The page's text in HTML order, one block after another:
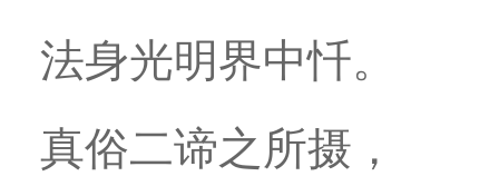
法身光明界中忏。
真俗二谛之所摄，